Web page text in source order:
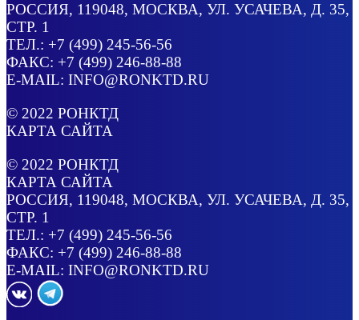
РОССИЯ, 119048, МОСКВА, УЛ. УСАЧЕВА, Д. 35,
СТР. 1
ТЕЛ.: +7 (499) 245-56-56
ФАКС: +7 (499) 246-88-88
E-MAIL: INFO@RONKTD.RU
© 2022 РОНКТД
КАРТА САЙТА
© 2022 РОНКТД
КАРТА САЙТА
РОССИЯ, 119048, МОСКВА, УЛ. УСАЧЕВА, Д. 35,
СТР. 1
ТЕЛ.: +7 (499) 245-56-56
ФАКС: +7 (499) 246-88-88
E-MAIL: INFO@RONKTD.RU